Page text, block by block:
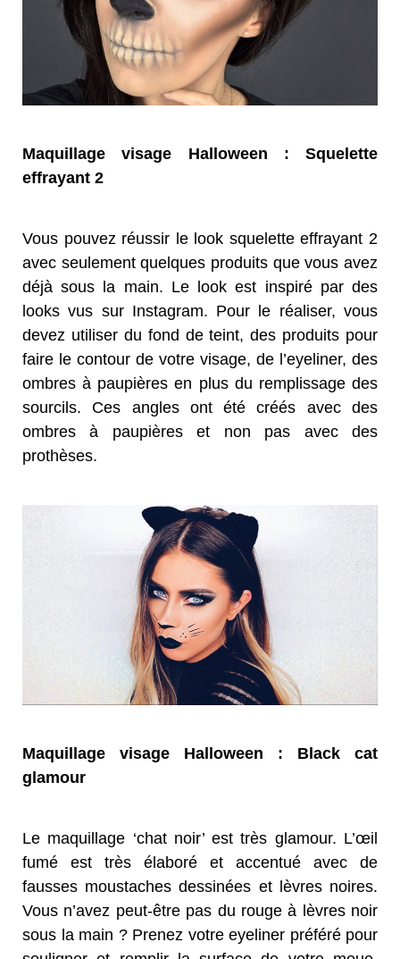
Maquillage visage Halloween : Squelette
effrayant 2
Vous pouvez réussir le look squelette effrayant 2
avec seulement quelques produits que vous avez
déjà sous la main. Le look est inspiré par des
looks vus sur Instagram. Pour le réaliser, vous
devez utiliser du fond de teint, des produits pour
faire le contour de votre visage, de l’eyeliner, des
ombres à paupières en plus du remplissage des
sourcils. Ces angles ont été créés avec des
ombres à paupières et non pas avec des
prothèses.
Maquillage visage Halloween : Black cat
glamour
Le maquillage ‘chat noir’ est très glamour. L’œil
fumé est très élaboré et accentué avec de
fausses moustaches dessinées et lèvres noires.
Vous n’avez peut-être pas du rouge à lèvres noir
sous la main ? Prenez votre eyeliner préféré pour